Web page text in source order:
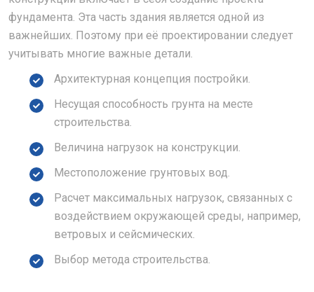
фундамента. Эта часть здания является одной из
важнейших. Поэтому при её проектировании следует
учитывать многие важные детали.
Архитектурная концепция постройки.
Несущая способность грунта на месте
строительства.
Величина нагрузок на конструкции.
Местоположение грунтовых вод.
Расчет максимальных нагрузок, связанных с
воздействием окружающей среды, например,
ветровых и сейсмических.
Выбор метода строительства.